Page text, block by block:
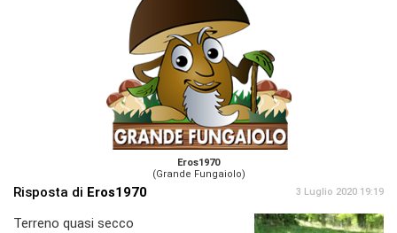
Eros1970
(Grande Fungaiolo)
Risposta di Eros1970 3 Luglio 2020 19:19
Terreno quasi secco